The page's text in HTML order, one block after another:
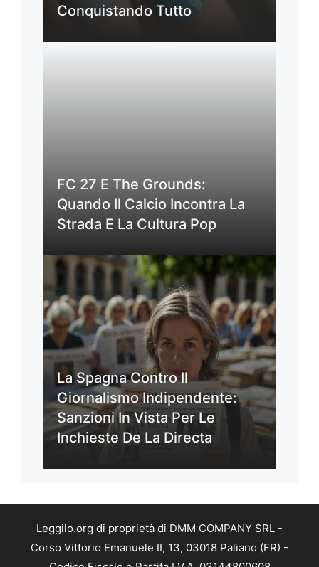
Conquistando Tutto
FC 27 E The Grounds:
Quando Il Calcio Incontra La
Strada E La Cultura Pop
La Spagna Contro Il
Giornalismo Indipendente:
Sanzioni In Vista Per Le
Inchieste De La Directa
Leggilo.org di proprietà di DMM COMPANY SRL -
Corso Vittorio Emanuele II, 13, 03018 Paliano (FR) -